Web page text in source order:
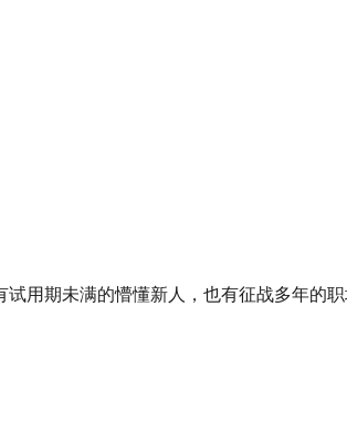
用期未满的懵懂新人，也有征战多年的